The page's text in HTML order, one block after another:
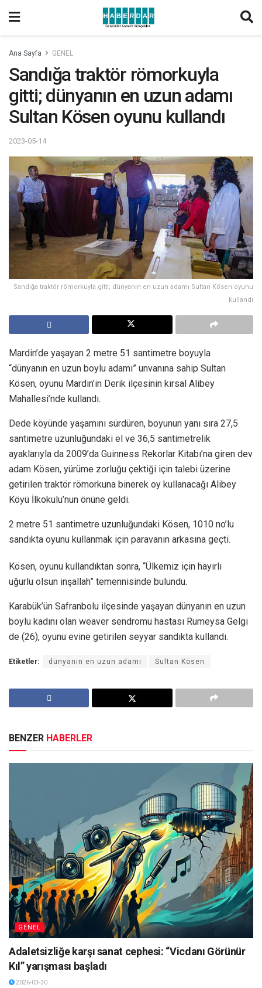
Ana Sayfa GENEL
Sandığa traktör römorkuyla
gitti; dünyanın en uzun adamı
Sultan Kösen oyunu kullandı
2023-05-14
Sandığa traktör römorkuyla gitti; dünyanın en uzun adamı Sultan Kösen oyunu
kullandı
Mardin’de yaşayan 2 metre 51 santimetre boyuyla
“dünyanın en uzun boylu adamı” unvanına sahip Sultan
Kösen, oyunu Mardin’in Derik ilçesinin kırsal Alibey
Mahallesi’nde kullandı.
Dede köyünde yaşamını sürdüren, boyunun yanı sıra 27,5
santimetre uzunluğundaki el ve 36,5 santimetrelik
ayaklarıyla da 2009’da Guinness Rekorlar Kitabı’na giren dev
adam Kösen, yürüme zorluğu çektiği için talebi üzerine
getirilen traktör römorkuna binerek oy kullanacağı Alibey
Köyü İlkokulu’nun önüne geldi.
2 metre 51 santimetre uzunluğundaki Kösen, 1010 no’lu
sandıkta oyunu kullanmak için paravanın arkasına geçti.
Kösen, oyunu kullandıktan sonra, “Ülkemiz için hayırlı
uğurlu olsun inşallah” temennisinde bulundu.
Karabük’ün Safranbolu ilçesinde yaşayan dünyanın en uzun
boylu kadını olan weaver sendromu hastası Rumeysa Gelgi
de (26), oyunu evine getirilen seyyar sandıkta kullandı.
Etiketler: dünyanın en uzun adamı Sultan Kösen
BENZER HABERLER
GENEL
Adaletsizliğe karşı sanat cephesi: “Vicdanı Görünür
Kıl” yarışması başladı
2026-03-30